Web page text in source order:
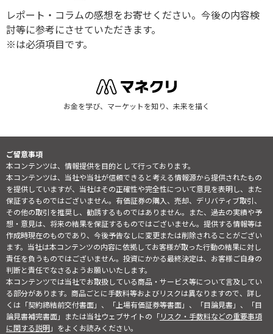
レポート・コラムの感想をお寄せください。今後の内容検
討等に参考にさせていただきます。
※は必須項目です。
お金を学び、マーケットを知り、未来を描く
ご留意事項
本コンテンツは、情報提供を目的として行っております。
本コンテンツは、当社や当社が信頼できると考える情報源から提供されたもの
を提供していますが、当社はその正確性や完全性について意見を表明し、また
保証するものではございません。有価証券の購入、売却、デリバティブ取引、
その他の取引を推奨し、勧誘するものではありません。また、過去の実績や予
想・意見は、将来の結果を保証するものではございません。提供する情報等は
作成時現在のものであり、今後予告なしに変更または削除されることがござい
ます。当社は本コンテンツの内容に依拠してお客様が取った行動の結果に対し
責任を負うものではございません。投資にかかる最終決定は、お客様ご自身の
判断と責任でなさるようお願いいたします。
本コンテンツでは当社でお取扱している商品・サービス等について言及してい
る部分があります。商品ごとに手数料等およびリスクは異なりますので、詳し
くは「契約締結前交付書面」、「上場有価証券等書面」、「目論見書」、「目
論見書補完書面」または当社ウェブサイトの「リスク・手数料などの重要事項
に関する説明」をよくお読みください。